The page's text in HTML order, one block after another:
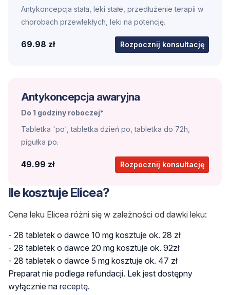
Antykoncepcja stała, leki stałe, przedłużenie terapii w
chorobach przewlekłych, leki na potencję.
69.98 zł Rozpocznij konsultację
Antykoncepcja awaryjna
Do 1 godziny roboczej*
Tabletka 'po', tabletka dzień po, tabletka do 72h,
pigułka po.
49.99 zł Rozpocznij konsultację
Ile kosztuje Elicea?
Cena leku Elicea różni się w zależności od dawki leku:
- 28 tabletek o dawce 10 mg kosztuje ok. 28 zł
- 28 tabletek o dawce 20 mg kosztuje ok. 92zł
- 28 tabletek o dawce 5 mg kosztuje ok. 47 zł
Preparat nie podlega refundacji. Lek jest dostępny
wyłącznie na receptę.